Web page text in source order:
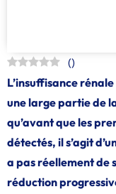
()
L’insuffisance
une large partie de
qu’avant que les
détectés, il s’agit
a pas réellement de
réduction